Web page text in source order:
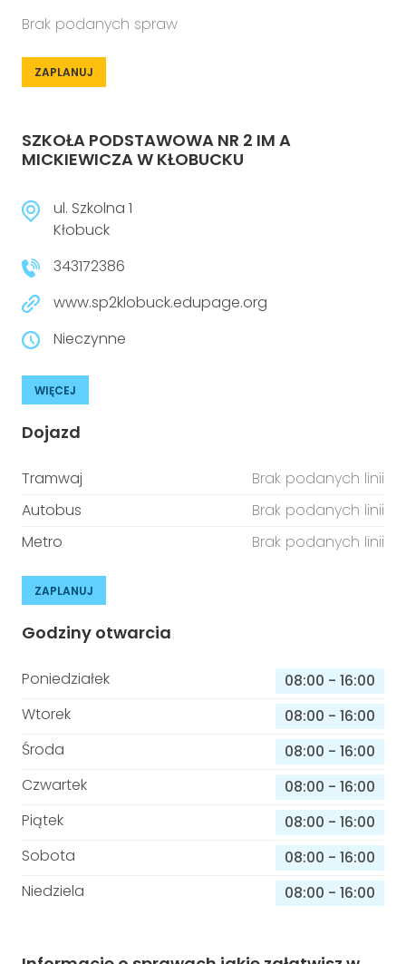
Brak podanych spraw
ZAPLANUJ
SZKOŁA PODSTAWOWA NR 2 IM A
MICKIEWICZA W KŁOBUCKU
ul. Szkolna 1
Kłobuck
343172386
www.sp2klobuck.edupage.org
Nieczynne
WIĘCEJ
Dojazd
Tramwaj
Brak podanych linii
Autobus
Brak podanych linii
Metro
Brak podanych linii
ZAPLANUJ
Godziny otwarcia
Poniedziałek 08:00 - 16:00
Wtorek
08:00 - 16:00
Środa
08:00 - 16:00
Czwartek
08:00 - 16:00
Piątek
08:00 - 16:00
Sobota
08:00 - 16:00
Niedziela
08:00 - 16:00